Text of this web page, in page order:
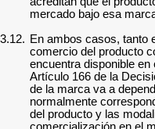
mercado bajo esa
3.12. En ambos casos, tanto
comercio del producto
encuentra disponible en
Artículo 166 de la
de la marca va a
normalmente
del producto y las